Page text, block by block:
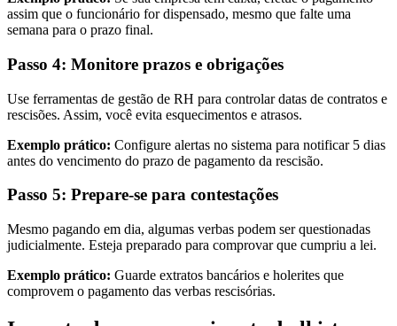
assim que o funcionário for dispensado, mesmo que falte uma
semana para o prazo final.
Passo 4: Monitore prazos e obrigações
Use ferramentas de gestão de RH para controlar datas de contratos e
rescisões. Assim, você evita esquecimentos e atrasos.
Exemplo prático: Configure alertas no sistema para notificar 5 dias
antes do vencimento do prazo de pagamento da rescisão.
Passo 5: Prepare-se para contestações
Mesmo pagando em dia, algumas verbas podem ser questionadas
judicialmente. Esteja preparado para comprovar que cumpriu a lei.
Exemplo prático: Guarde extratos bancários e holerites que
comprovem o pagamento das verbas rescisórias.